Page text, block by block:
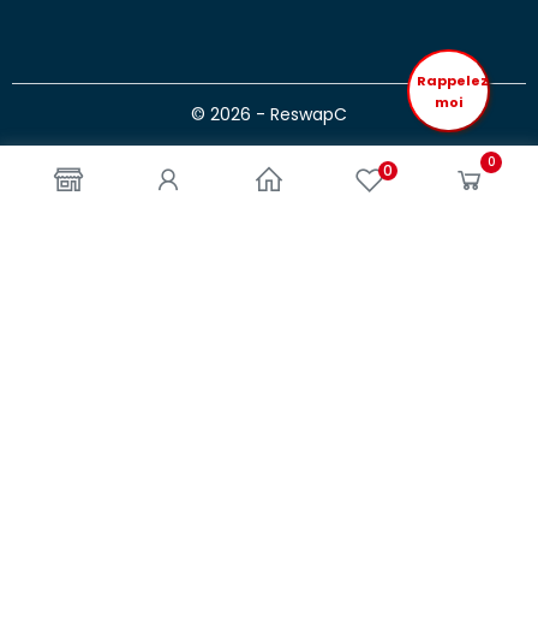
0 0
© 2026 - ReswapC
Rappelez
moi